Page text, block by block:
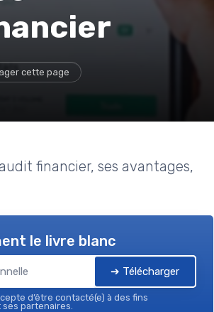
cette page
financier, ses avantages,
le livre blanc
➔ Télécharger
d’être contacté(e) à des fins
ses partenaires.